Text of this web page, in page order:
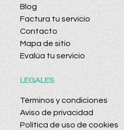
Blog
Factura tu servicio
Contacto
Mapa de sitio
Evalúa tu servicio
LEGALES
Términos y condiciones
Aviso de privacidad
Política de uso de cookies